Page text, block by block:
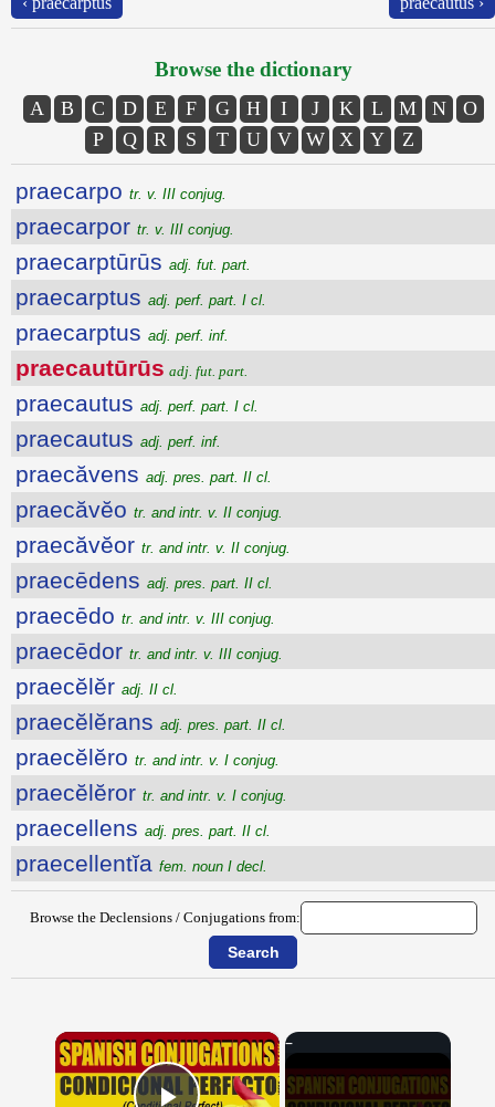
Browse the dictionary
A B C D E F G H I J K L M N
O
P
Q R S T U V W X Y Z
praecarpo tr. v. III conjug.
praecarpor tr. v. III conjug.
praecarptūrūs adj. fut. part.
praecarptus adj. perf. part. I cl.
praecarptus adj. perf. inf.
praecautūrūs adj. fut. part.
praecautus adj. perf. part. I cl.
praecautus adj. perf. inf.
praecăvens adj. pres. part. II cl.
praecăvĕo tr. and intr. v. II conjug.
praecăvĕor tr. and intr. v. II conjug.
praecēdens adj. pres. part. II cl.
praecēdo tr. and intr. v. III conjug.
praecēdor tr. and intr. v. III conjug.
praecĕlĕr adj. II cl.
praecĕlĕrans adj. pres. part. II cl.
praecĕlĕro tr. and intr. v. I conjug.
praecĕlĕror tr. and intr. v. I conjug.
praecellens adj. pres. part. II cl.
praecellentĭa fem. noun I decl.
Browse the Declensions / Conjugations from:
×